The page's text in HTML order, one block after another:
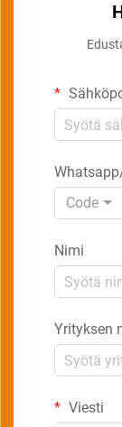
Code
Nimi
Yrityksen
Viesti